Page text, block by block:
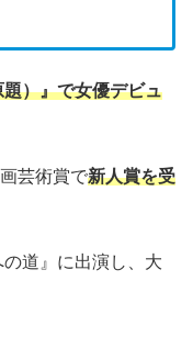
）』で女優デビュ
芸術賞で新人賞を受
道』に出演し、大